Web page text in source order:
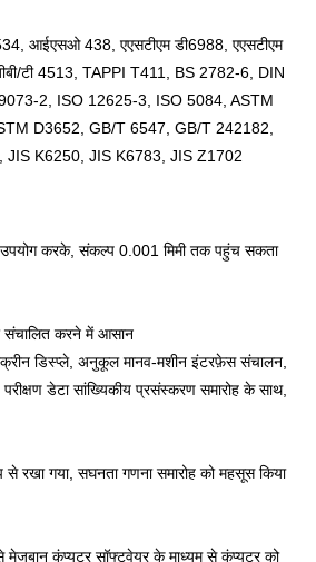
आईएसओ 438, एएसटीएम डी6988, एएसटीएम
टी 4513, TAPPI T411, BS 2782-6, DIN
2, ISO 12625-3, ISO 5084, ASTM
D3652, GB/T 6547, GB/T 242182,
JIS K6250, JIS K6783, JIS Z1702
उपयोग करके, संकल्प 0.001 मिमी तक पहुंच सकता
करने में आसान
डिस्प्ले, अनुकूल मानव-मशीन इंटरफ़ेस संचालन,
परीक्षण डेटा सांख्यिकीय प्रसंस्करण समारोह के साथ,
से रखा गया, सघनता गणना समारोह को महसूस किया
मेजबान कंप्यूटर सॉफ्टवेयर के माध्यम से कंप्यूटर को